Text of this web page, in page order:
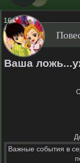
16+
Ваша
Важные события в